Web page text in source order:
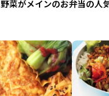
野菜がメインのお弁当の人